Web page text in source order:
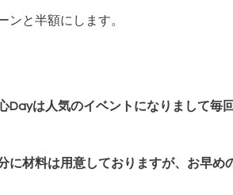
ンと半額にします。
Dayは人気のイベントになりまして毎回
に材料は用意しておりますが、お早め